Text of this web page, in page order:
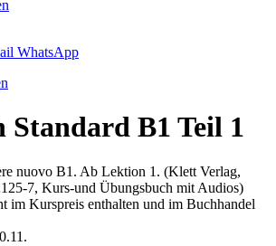
WhatsApp
Standard B1 Teil 1
nuovo B1. Ab Lektion 1. (Klett Verlag,
7, Kurs-und Übungsbuch mit Audios)
im Kurspreis enthalten und im Buchhandel